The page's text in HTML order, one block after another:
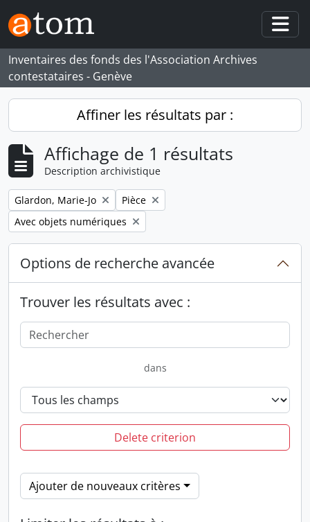
Skip to main content
Inventaires des fonds des l'Association Archives
contestataires - Genève
Affiner les résultats par :
Affichage de 1 résultats
Description archivistique
Remove filter:
Glardon, Marie-Jo Remove filter:
Pièce
Remove filter:
Avec objets numériques
Options de recherche avancée
Trouver les résultats avec :
dans
Delete criterion
Ajouter de nouveaux critères